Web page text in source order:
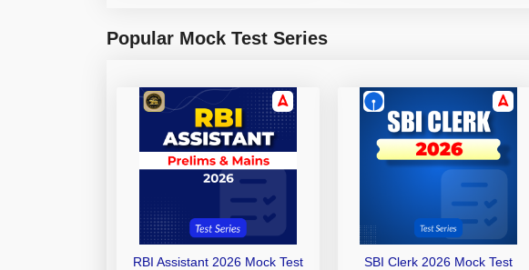
Popular Mock Test Series
RBI Assistant 2026 Mock Test
SBI Clerk 2026 Mock Test